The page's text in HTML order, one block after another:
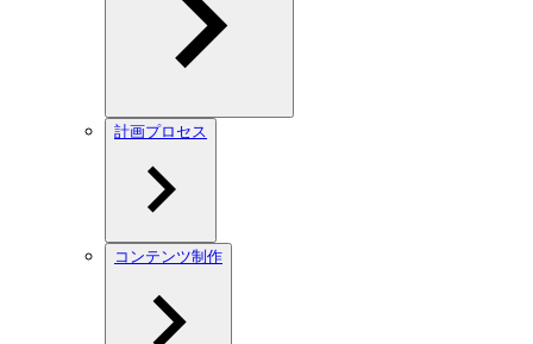
計画プロセス
コンテンツ制作